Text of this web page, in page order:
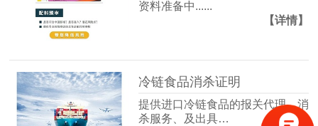
资料准备中......
【详情】
冷链食品消杀证明
提供进口冷链食品的报关代理、消
杀服务、及出具…
【详情】